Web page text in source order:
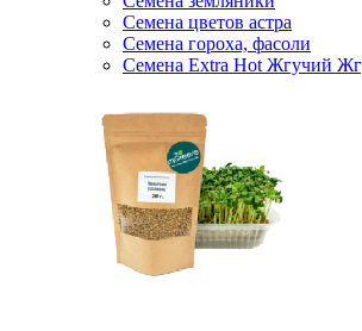
Семена цветов астра
Семена гороха, фасоли
Семена Extra Hot Жгучий